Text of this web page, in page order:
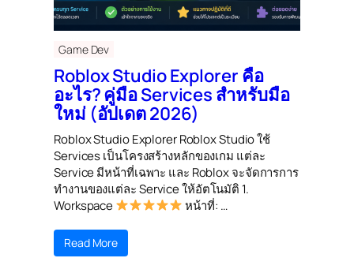
Game Dev
Roblox Studio Explorer คือ
อะไร? คู่มือ Services สำหรับมือ
ใหม่ (อัปเดต 2026)
Roblox Studio Explorer Roblox Studio ใช้
Services เป็นโครงสร้างหลักของเกม แต่ละ
Service มีหน้าที่เฉพาะ และ Roblox จะจัดการการ
ทำงานของแต่ละ Service ให้อัตโนมัติ 1.
Workspace
หน้าที่: …
Read More